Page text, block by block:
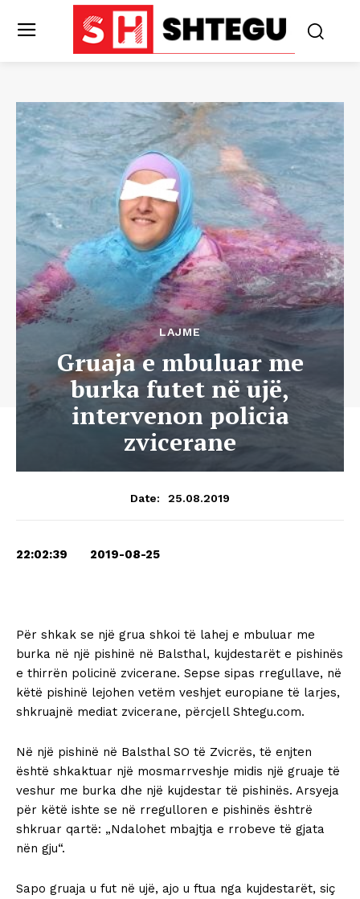
LAJME
Gruaja e mbuluar me
burka futet në ujë,
intervenon policia
zvicerane
Date: 25.08.2019
22:02:39 2019-08-25
Për shkak se një grua shkoi të lahej e mbuluar me
burka në një pishinë në Balsthal, kujdestarët e pishinës
e thirrën policinë zvicerane. Sepse sipas rregullave, në
këtë pishinë lejohen vetëm veshjet europiane të larjes,
shkruajnë mediat zvicerane, përcjell Shtegu.com.
Në një pishinë në Balsthal SO të Zvicrës, të enjten
është shkaktuar një mosmarrveshje midis një gruaje të
veshur me burka dhe një kujdestar të pishinës. Arsyeja
për këtë ishte se në rregulloren e pishinës ështrë
shkruar qartë: „Ndalohet mbajtja e rrobeve të gjata
nën gju“.
Sapo gruaja u fut në ujë, ajo u ftua nga kujdestarët, siç